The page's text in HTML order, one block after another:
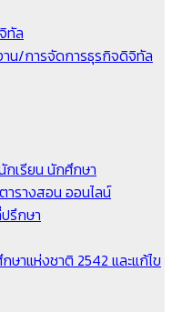
ทัล
น/การจัดการธุรกิจดิจิทัล
กเรียน นักศึกษา
ารางสอน ออนไลน์
รึกษา
าแห่งชาติ 2542 และแก้ไข